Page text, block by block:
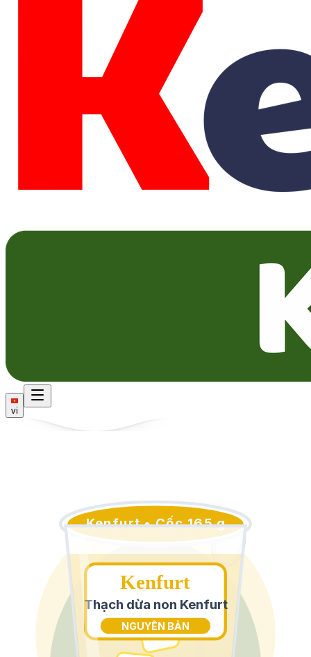
vi
Kenfurt • Cốc 165 g
Kenfurt
Thạch dừa non Kenfurt
NGUYÊN BẢN